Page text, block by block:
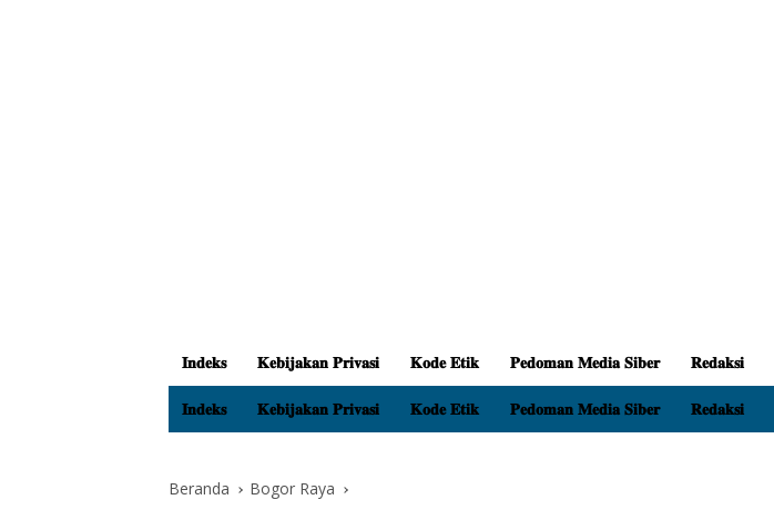
𝐈𝐧𝐝𝐞𝐤𝐬 𝐊𝐞𝐛𝐢𝐣𝐚𝐤𝐚𝐧 𝐏𝐫𝐢𝐯𝐚𝐬𝐢 𝐊𝐨𝐝𝐞 𝐄𝐭𝐢𝐤 𝐏𝐞𝐝𝐨𝐦𝐚𝐧 𝐌𝐞𝐝𝐢𝐚 𝐒𝐢𝐛𝐞𝐫 𝐑𝐞𝐝𝐚𝐤𝐬𝐢
𝐈𝐧𝐝𝐞𝐤𝐬 𝐊𝐞𝐛𝐢𝐣𝐚𝐤𝐚𝐧 𝐏𝐫𝐢𝐯𝐚𝐬𝐢 𝐊𝐨𝐝𝐞 𝐄𝐭𝐢𝐤 𝐏𝐞𝐝𝐨𝐦𝐚𝐧 𝐌𝐞𝐝𝐢𝐚 𝐒𝐢𝐛𝐞𝐫 𝐑𝐞𝐝𝐚𝐤𝐬𝐢
Beranda Bogor Raya